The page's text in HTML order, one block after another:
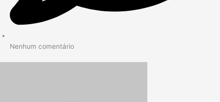
Nenhum comentário